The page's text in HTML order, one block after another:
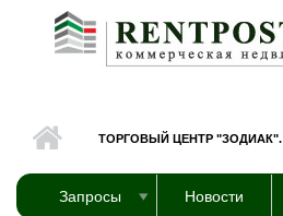
Перейти к основному содержанию
ТОРГОВЫЙ ЦЕНТР "ЗОДИАК".
Запросы Новости